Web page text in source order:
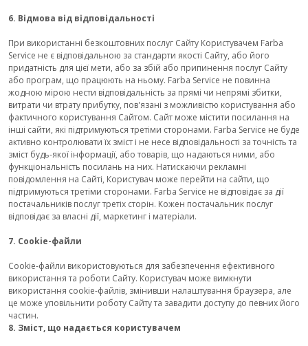
6. Відмова від відповідальності
При використанні безкоштовних послуг Сайту Користувачем Farba
Service не є відповідальною за стандарти якості Сайту, або його
придатність для цієї мети, або за збій або припинення послуг Сайту
або програм, що працюють на ньому. Farba Service не повинна
жодною мірою нести відповідальність за прямі чи непрямі збитки,
витрати чи втрату прибутку, пов'язані з можливістю користування або
фактичного користування Сайтом. Сайт може містити посилання на
інші сайти, які підтримуються третіми сторонами. Farba Service не буде
активно контролювати їх зміст і не несе відповідальності за точність та
зміст будь-якої інформації, або товарів, що надаються ними, або
функціональність посилань на них. Натискаючи рекламні
повідомлення на Сайті, Користувач може перейти на сайти, що
підтримуються третіми сторонами. Farba Service не відповідає за дії
постачальників послуг третіх сторін. Кожен постачальник послуг
відповідає за власні дії, маркетинг і матеріали.
7. Cookie-файли
Cookie-файли використовуються для забезпечення ефективного
використання та роботи Сайту. Користувач може вимкнути
використання cookie-файлів, змінивши налаштування браузера, але
це може уповільнити роботу Сайту та завадити доступу до певних його
частин.
8. Зміст, що надається користувачем